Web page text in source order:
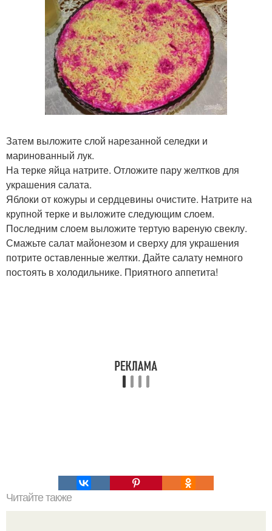
Затем выложите слой нарезанной селедки и
маринованный лук.
На терке яйца натрите. Отложите пару желтков для
украшения салата.
Яблоки от кожуры и сердцевины очистите. Натрите на
крупной терке и выложите следующим слоем.
Последним слоем выложите тертую вареную свеклу.
Смажьте салат майонезом и сверху для украшения
потрите оставленные желтки. Дайте салату немного
постоять в холодильнике. Приятного аппетита!
Читайте также